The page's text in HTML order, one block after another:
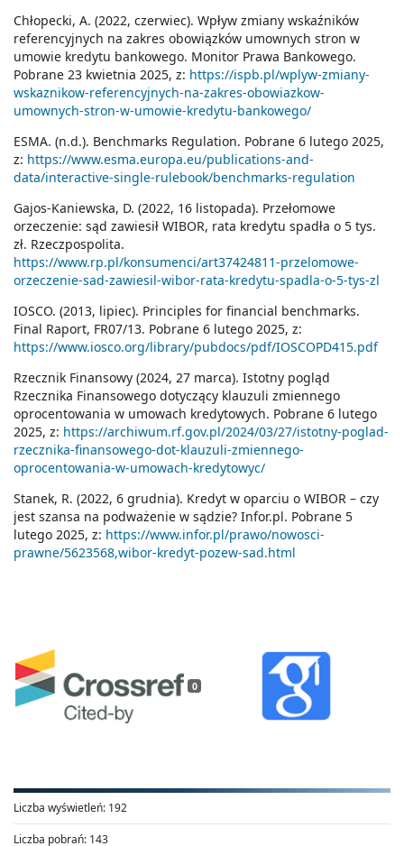
0
Liczba wyświetleń: 192
Liczba pobrań: 143
Chłopecki, A. (2022, czerwiec). Wpływ zmiany wskaźników
referencyjnych na zakres obowiązków umownych stron w
umowie kredytu bankowego. Monitor Prawa Bankowego.
Pobrane 23 kwietnia 2025, z: https://ispb.pl/wplyw-zmiany-
wskaznikow-referencyjnych-na-zakres-obowiazkow-
umownych-stron-w-umowie-kredytu-bankowego/
ESMA. (n.d.). Benchmarks Regulation. Pobrane 6 lutego 2025,
z: https://www.esma.europa.eu/publications-and-
data/interactive-single-rulebook/benchmarks-regulation
Gajos-Kaniewska, D. (2022, 16 listopada). Przełomowe
orzeczenie: sąd zawiesił WIBOR, rata kredytu spadła o 5 tys.
zł. Rzeczpospolita.
https://www.rp.pl/konsumenci/art37424811-przelomowe-
orzeczenie-sad-zawiesil-wibor-rata-kredytu-spadla-o-5-tys-zl
IOSCO. (2013, lipiec). Principles for financial benchmarks.
Final Raport, FR07/13. Pobrane 6 lutego 2025, z:
https://www.iosco.org/library/pubdocs/pdf/IOSCOPD415.pdf
Rzecznik Finansowy (2024, 27 marca). Istotny pogląd
Rzecznika Finansowego dotyczący klauzuli zmiennego
oprocentowania w umowach kredytowych. Pobrane 6 lutego
2025, z: https://archiwum.rf.gov.pl/2024/03/27/istotny-poglad-
rzecznika-finansowego-dot-klauzuli-zmiennego-
oprocentowania-w-umowach-kredytowyc/
Stanek, R. (2022, 6 grudnia). Kredyt w oparciu o WIBOR – czy
jest szansa na podważenie w sądzie? Infor.pl. Pobrane 5
lutego 2025, z: https://www.infor.pl/prawo/nowosci-
prawne/5623568,wibor-kredyt-pozew-sad.html